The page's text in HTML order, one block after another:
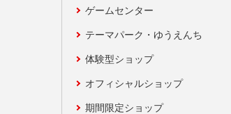
ゲームセンター
テーマパーク・ゆうえんち
体験型ショップ
オフィシャルショップ
期間限定ショップ